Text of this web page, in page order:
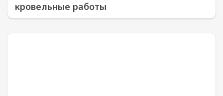
кровельные работы